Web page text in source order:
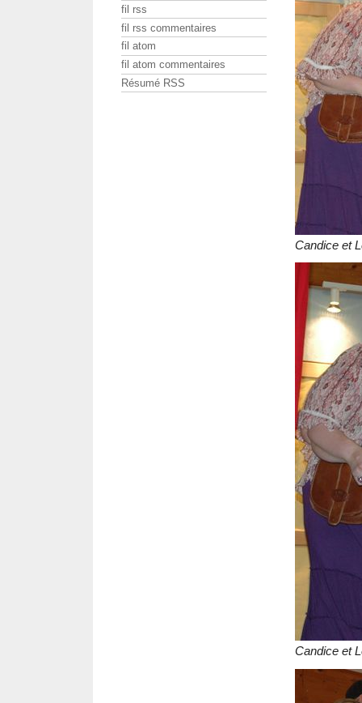
Candice et
Candice et
fil rss
fil rss commentaires
fil atom
fil atom commentaires
Résumé RSS